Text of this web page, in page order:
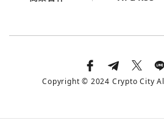
Copyright © 2024 Crypto City